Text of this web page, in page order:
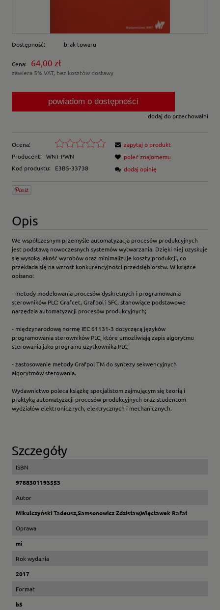
Dostępność: brak towaru
Cena: 64,00 zł
zawiera 5% VAT, bez kosztów dostawy
powiadom o dostępności
dodaj do przechowalni
Ocena:
Producent:
WNT-PWN
Kod produktu:
E3B5-33738
zapytaj o produkt
poleć znajomemu
dodaj opinię
Opis
We współczesnym przemyśle automatyzacja procesów produkcyjnych
jest podstawą nowoczesnych systemów wytwarzania. Dzięki niej uzyskuje
się wysoką jakość wyrobów oraz minimalizuje koszty produkcji, co
przekłada się na wzrost konkurencyjności przedsiębiorstw. W książce
opisano:
- metody modelowania procesów dyskretnych i programowania
sterowników PLC: Grafcet, Grafpol i SFC, stanowiące podstawowe
narzędzia automatyzacji procesów produkcyjnych;
- międzynarodową normę IEC 61131-3 dotyczącą języków
programowania sterowników PLC, które umożliwiają zapis algorytmu
sterowania jako programu użytkownika PLC;
- zastosowanie metody Grafpol TM do syntezy sekwencyjnych
algorytmów sterowania.
Wydawnictwo poleca książkę specjalistom zajmującym się teorią i
praktyką automatyzacji procesów produkcyjnych oraz studentom
wydziałów elektronicznych, elektrycznych i mechanicznych.
Szczegóły
ISBN
9788301193553
Autor
Mikulczyński Tadeusz,Samsonowicz Zdzisław,Więcławek Rafał
Oprawa
mi
Rok wydania
2017
Format
b5